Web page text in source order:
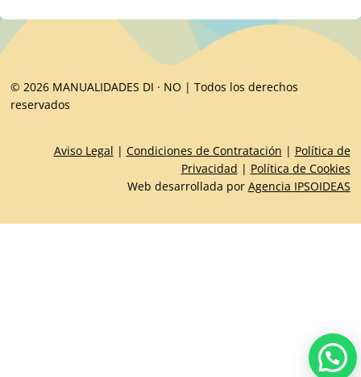
© 2026 MANUALIDADES DI · NO | Todos los derechos
reservados
Aviso Legal | Condiciones de Contratación | Política de
Privacidad | Política de Cookies
Web desarrollada por Agencia IPSOIDEAS